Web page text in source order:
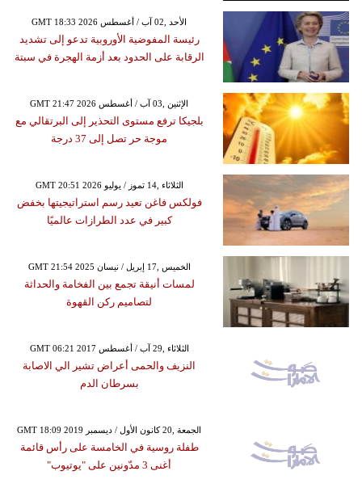
GMT 18:33 2026 الأحد ,02 آب / أغسطس
رئيسة المفوضية الأوروبية تدعو إلى تشديد
الرقابة على الحدود بعد أزمة الهجرة في سبتة
GMT 21:47 2026 الإثنين ,03 آب / أغسطس
بلجيكا ترفع مستوى التحذير إلى البرتقالي مع
موجة حر تصل إلى 37 درجة
GMT 20:51 2026 الثلاثاء ,14 تموز / يوليو
فولكس فاغن تعيد رسم استراتيجيتها بخفض
كبير في عدد الطرازات عالميًا
GMT 21:54 2025 الخميس ,17 إبريل / نيسان
لمسات أنيقة تجمع بين الفخامة والحداثة
لتصاميم ركن القهوة
GMT 06:21 2017 الثلاثاء ,29 آب / أغسطس
النزيف والحمى أعراض تشير الي الاصابة
بسرطان الدم
GMT 18:09 2019 الجمعة ,20 كانون الأول / ديسمبر
طفلة روسية في الخامسة على رأس قائمة
أغنى 3 مدّونين على "يوتيوب"